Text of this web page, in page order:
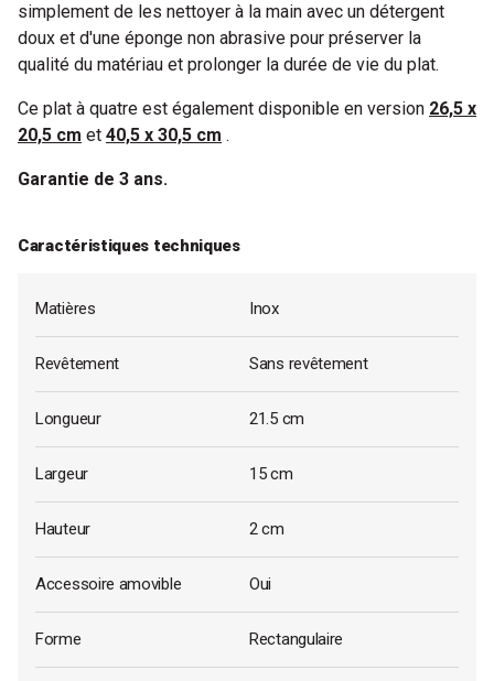
simplement de les nettoyer à la main avec un détergent
doux et d'une éponge non abrasive pour préserver la
qualité du matériau et prolonger la durée de vie du plat.
Ce plat à quatre est également disponible en version 26,5 x
20,5 cm et 40,5 x 30,5 cm .
Garantie de 3 ans.
Caractéristiques techniques
Matières Inox
Revêtement Sans revêtement
Longueur 21.5 cm
Largeur 15 cm
Hauteur 2 cm
Accessoire amovible Oui
Forme Rectangulaire